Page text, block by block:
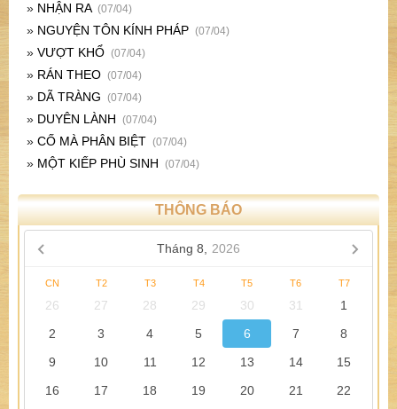
» NHẬN RA (07/04)
» NGUYỆN TÔN KÍNH PHÁP (07/04)
» VƯỢT KHỔ (07/04)
» RÁN THEO (07/04)
» DÃ TRÀNG (07/04)
» DUYÊN LÀNH (07/04)
» CỐ MÀ PHÂN BIỆT (07/04)
» MỘT KIẾP PHÙ SINH (07/04)
THÔNG BÁO
Tháng 8, 2026
CN T2 T3 T4 T5 T6 T7
26 27 28 29 30 31
1
2
3 4 5 6 7
8
9
10 11 12 13 14
15
16
17 18 19 20 21
22